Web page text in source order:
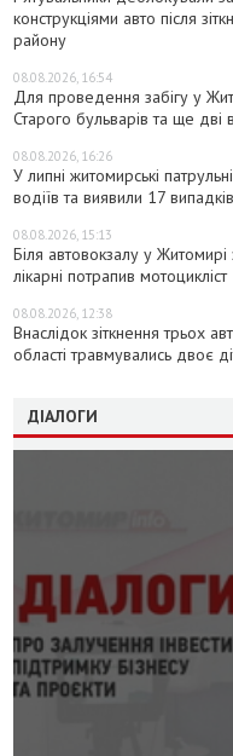
конструкціями авто після
району
08.08.2026, 16:54
Для проведення забігу у
Старого бульварів та ще дві
08.08.2026, 16:26
У липні житомирські
водіїв та виявили 17
08.08.2026, 15:13
Біля автовокзалу у
лікарні потрапив мотоцикліст
08.08.2026, 12:38
Внаслідок зіткнення трьох
області травмувались двоє
ДІАЛОГИ